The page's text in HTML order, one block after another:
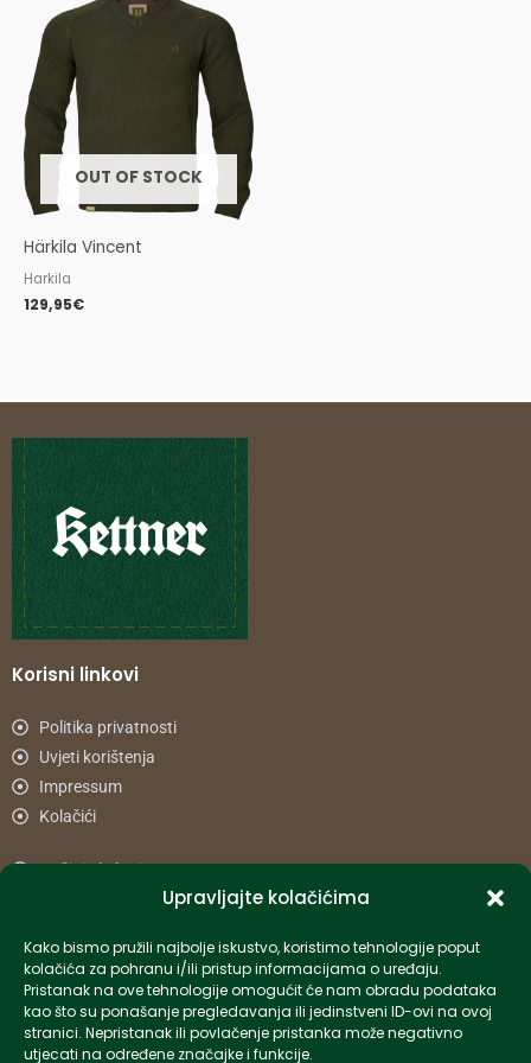
Upravljajte kolačićima
Kako bismo pružili najbolje iskustvo, koristimo tehnologije poput
kolačića za pohranu i/ili pristup informacijama o uređaju.
Pristanak na ove tehnologije omogućit će nam obradu podataka
kao što su ponašanje pregledavanja ili jedinstveni ID-ovi na ovoj
stranici. Nepristanak ili povlačenje pristanka može negativno
utjecati na određene značajke i funkcije.
OUT OF STOCK
Härkila Vincent
Harkila
129,95€
Korisni linkovi
Politika privatnosti
Uvjeti korištenja
Impressum
Kolačići
Načini plaćanja
Informacije
info-hr@kettner.com